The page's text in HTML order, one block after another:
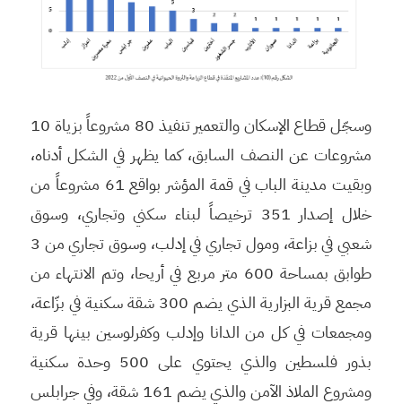
وسجّل قطاع الإسكان والتعمير تنفيذ 80 مشروعاً بزياة 10
مشروعات عن النصف السابق، كما يظهر في الشكل أدناه،
وبقيت مدينة الباب في قمة المؤشر بواقع 61 مشروعاً من
خلال إصدار 351 ترخيصاً لبناء سكني وتجاري، وسوق
شعبي في بزاعة، ومول تجاري في إدلب، وسوق تجاري من 3
طوابق بمساحة 600 متر مربع في أريحا، وتم الانتهاء من
مجمع قرية البزارية الذي يضم 300 شقة سكنية في بزّاعة،
ومجمعات في كل من الدانا وإدلب وكفرلوسين بينها قرية
بذور فلسطين والذي يحتوي على 500 وحدة سكنية
ومشروع الملاذ الآمن والذي يضم 161 شقة، وفي جرابلس